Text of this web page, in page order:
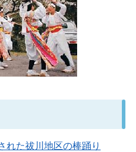
れた祓川地区の棒踊り